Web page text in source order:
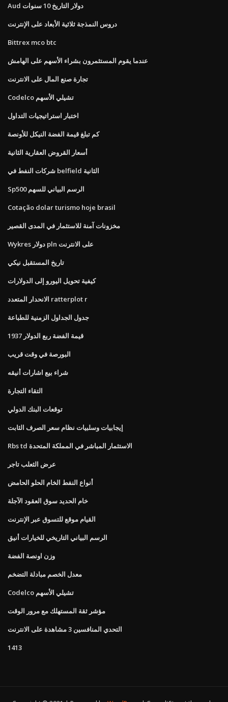
Aud دولار التاريخ 10 سنوات
دروس النمذجة ثلاثية الأبعاد على الإنترنت
Bittrex mco btc
عندما يقوم المستثمرون بشراء الأسهم على الهامش
تجارة صنع المال على الانترنت
Codelco تشيلي الأسهم
اختبار استراتيجيات التداول
كم تبلغ قيمة الفضة النيكل للأونصة
أسعار القروض العقارية الثانية
شركات النفط في belfield الثانية
Sp500 الرسم البياني للسهم
Cotação dolar turismo hoje brasil
مخزونات آمنة للاستثمار في المدى القصير
Wykres دولار pln على الانترنت
تاريخ المستقبل نيكي
كيفية تحويل اليورو إلى الدولارات
الانحدار المتعدد ratterplot r
جدول الجداول الزمنية للطباعة
1937 قيمة الفضة ربع الدولار
البورصة في وقت قريب
شراء بيع اشارات أنيقه
التقاء التجارة
توقعات البنك الدولي
إيجابيات وسلبيات نظام سعر الصرف الثابت
Rbs td الاستثمار المباشر في المملكة المتحدة
عرض الثعلب تاجر
أنواع النفط الخام الحلو الحامض
خام الحديد سوق العقود الآجلة
القيام موقع للتسوق عبر الإنترنت
الرسم البياني التاريخي للخيارات أنيق
وزن اونصة الفضة
معدل الخصم مبادلة التضخم
Codelco تشيلي الأسهم
مؤشر ثقة المستهلك مع مرور الوقت
التحدي المنافسين 3 مشاهدة على الانترنت
1413